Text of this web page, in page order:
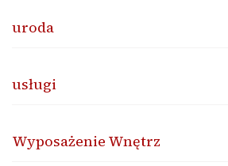
uroda
usługi
Wyposażenie Wnętrz